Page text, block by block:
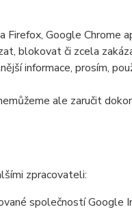
Google Chrome
blokovat či zcela
informace, prosím,
ale zaručit
zpracovateli:
společností Google